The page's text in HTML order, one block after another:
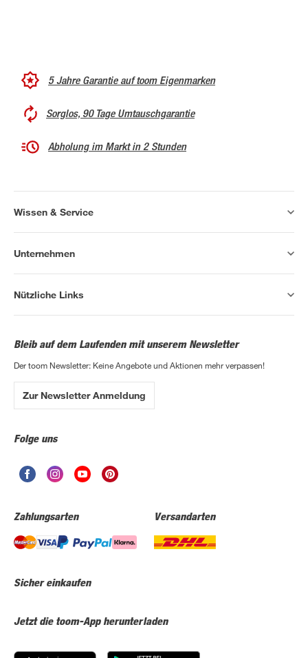
5 Jahre Garantie auf toom Eigenmarken
Sorglos, 90 Tage Umtauschgarantie
Abholung im Markt in 2 Stunden
Wissen & Service
Unternehmen
Nützliche Links
Bleib auf dem Laufenden mit unserem Newsletter
Der toom Newsletter: Keine Angebote und Aktionen mehr verpassen!
Zur Newsletter Anmeldung
Folge uns
Zahlungsarten Versandarten
Sicher einkaufen
Jetzt die toom-App herunterladen